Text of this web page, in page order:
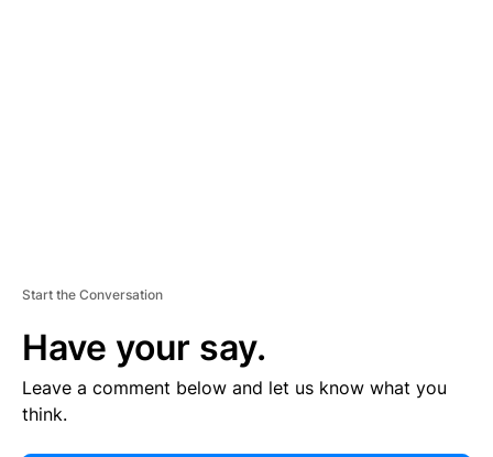
Start the Conversation
Have your say.
Leave a comment below and let us know what you
think.